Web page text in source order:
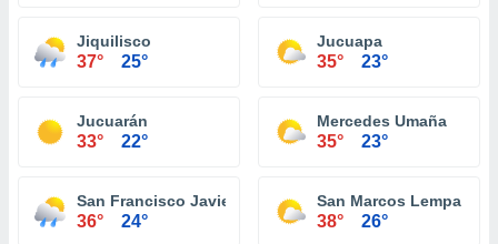
Jiquilisco
37° 25°
Jucuapa
35° 23°
Jucuarán
33° 22°
Mercedes Umaña
35° 23°
San Francisco Javier
36° 24°
San Marcos Lempa
38° 26°